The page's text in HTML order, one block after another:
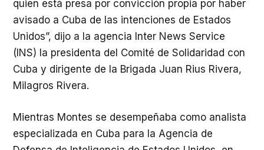
quien está presa por convicción propia por haber
avisado a Cuba de las intenciones de Estados
Unidos”, dijo a la agencia Inter News Service
(INS) la presidenta del Comité de Solidaridad con
Cuba y dirigente de la Brigada Juan Rius Rivera,
Milagros Rivera.
Mientras Montes se desempeñaba como analista
especializada en Cuba para la Agencia de